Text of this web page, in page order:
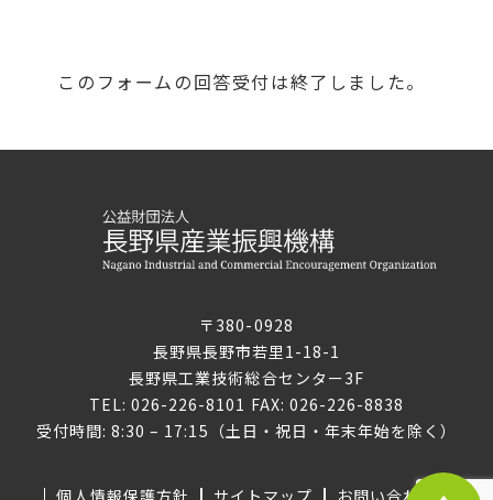
このフォームの回答受付は終了しました。
〒380-0928
長野県長野市若里1-18-1
長野県工業技術総合センター3F
TEL: 026-226-8101 FAX: 026-226-8838
受付時間: 8:30 – 17:15（土日・祝日・年末年始を除く）
個人情報保護方針 サイトマップ お問い合わせ